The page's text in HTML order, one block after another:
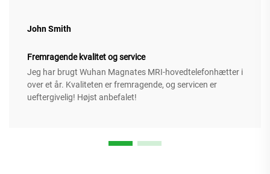
John Smith
Fremragende kvalitet og service
Jeg har brugt Wuhan Magnates MRI-hovedtelefonhætter i
over et år. Kvaliteten er fremragende, og servicen er
ueftergivelig! Højst anbefalet!